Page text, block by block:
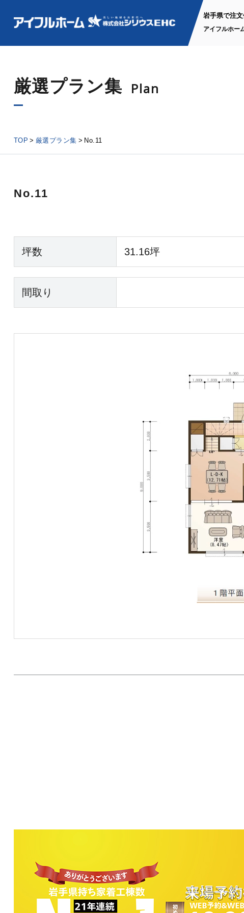
岩手県で注
アイフルホー
厳選プラン集 Plan
TOP 厳選プラン集 No.11
No.11
坪数 31.16坪
間取り